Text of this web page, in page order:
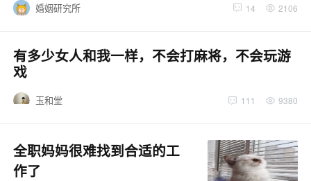
婚姻研究所 14 2106
有多少女人和我一样，不会打麻将，不会玩游
戏
玉和堂 111 9380
全职妈妈很难找到合适的工
作了